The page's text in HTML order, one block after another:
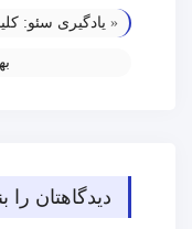
« یادگیری سئو:
دیدگاهتان را